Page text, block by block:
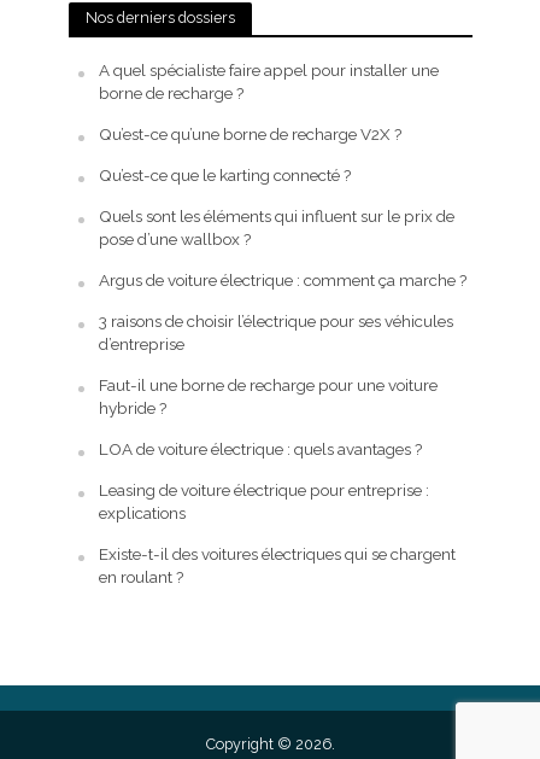
Nos derniers dossiers
A quel spécialiste faire appel pour installer une
borne de recharge ?
Qu’est-ce qu’une borne de recharge V2X ?
Qu’est-ce que le karting connecté ?
Quels sont les éléments qui influent sur le prix de
pose d’une wallbox ?
Argus de voiture électrique : comment ça marche ?
3 raisons de choisir l’électrique pour ses véhicules
d’entreprise
Faut-il une borne de recharge pour une voiture
hybride ?
LOA de voiture électrique : quels avantages ?
Leasing de voiture électrique pour entreprise :
explications
Existe-t-il des voitures électriques qui se chargent
en roulant ?
Copyright © 2026.